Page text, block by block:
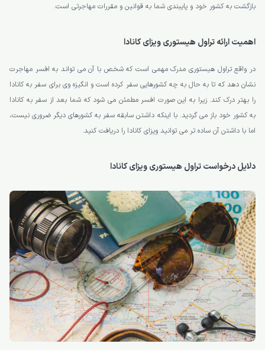
بازگشت به کشور خود و پایبندی شما به قوانین و مقررات مهاجرتی است.
اهمیت ارائه تراول هیستوری ویزای کانادا
در واقع تراول هیستوری مدرک مهمی است که شخص با آن می تواند به افسر مهاجرت
نشان دهد که تا به حال به چه کشورهایی سفر کرده است و انگیزه وی برای سفر به کانادا
را بهتر درک کند. زیرا به این صورت افسر مطمئن می شود که شما بعد از سفر به کانادا
به کشور خود باز می گردید. با اینکه داشتن سابقه سفر به کشورهای دیگر ضروری نیست،
اما با داشتن آن ساده تر می توانید ویزای کانادا را دریافت کنید.
دلایل درخواست تراول هیستوری ویزای کانادا